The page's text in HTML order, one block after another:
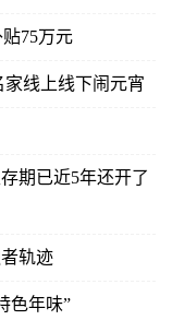
75万元
线上线下闹元宵
期已近5年还开了
轨迹
色年味”